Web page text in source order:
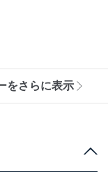
をさらに表示